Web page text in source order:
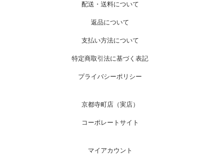
配送・送料について
返品について
支払い方法について
特定商取引法に基づく表記
プライバシーポリシー
京都寺町店（実店）
コーポレートサイト
マイアカウント